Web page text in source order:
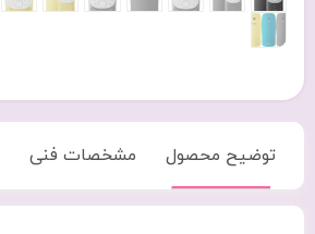
توضیح محصول مشخصات فنی